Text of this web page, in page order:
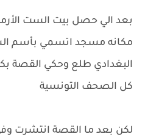
بعد الي حصل بيت الست
مكانه مسجد اتسمي بأسم
البغدادي طلع وحكي القصة
كل الصحف التونسية
لكن بعد ما القصة انتشرت وفي